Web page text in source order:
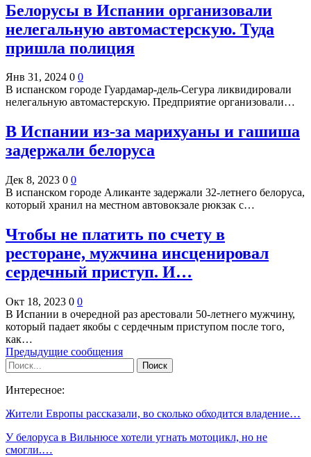
Белорусы в Испании организовали
нелегальную автомастерскую. Туда
пришла полиция
Янв 31, 2024 0 0
В испанском городе Гуардамар-дель-Сегура ликвидировали
нелегальную автомастерскую. Предприятие организовали…
В Испании из-за марихуаны и гашиша
задержали белоруса
Дек 8, 2023 0 0
В испанском городе Аликанте задержали 32-летнего белоруса,
который хранил на местном автовокзале рюкзак с…
Чтобы не платить по счету в
ресторане, мужчина инсценировал
сердечный приступ. И…
Окт 18, 2023 0 0
В Испании в очередной раз арестовали 50-летнего мужчину,
который падает якобы с сердечным приступом после того,
как…
Предыдущие сообщения
Интересное:
Жители Европы рассказали, во сколько обходится владение…
У белоруса в Вильнюсе хотели угнать мотоцикл, но не
смогли.…